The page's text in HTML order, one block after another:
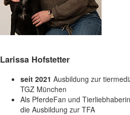
Larissa Hofstetter
seit 2021 Ausbildung zur
TGZ München
Als PferdeFan und
die Ausbildung zur TFA